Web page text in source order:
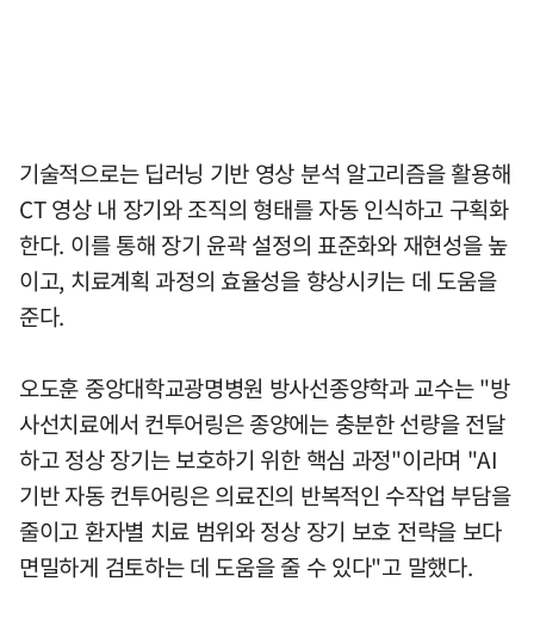
기술적으로는 딥러닝 기반 영상 분석 알고리즘을 활용해
CT 영상 내 장기와 조직의 형태를 자동 인식하고 구획화
한다. 이를 통해 장기 윤곽 설정의 표준화와 재현성을 높
이고, 치료계획 과정의 효율성을 향상시키는 데 도움을
준다.
오도훈 중앙대학교광명병원 방사선종양학과 교수는 "방
사선치료에서 컨투어링은 종양에는 충분한 선량을 전달
하고 정상 장기는 보호하기 위한 핵심 과정"이라며 "AI
기반 자동 컨투어링은 의료진의 반복적인 수작업 부담을
줄이고 환자별 치료 범위와 정상 장기 보호 전략을 보다
면밀하게 검토하는 데 도움을 줄 수 있다"고 말했다.